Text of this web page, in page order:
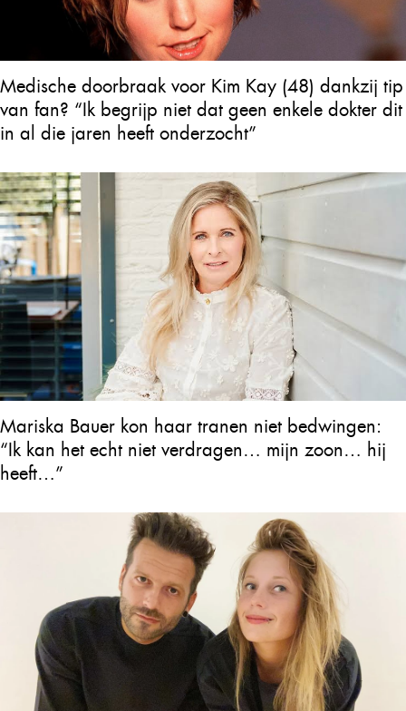
Medische doorbraak voor Kim Kay (48) dankzij tip
van fan? “Ik begrijp niet dat geen enkele dokter dit
in al die jaren heeft onderzocht”
Mariska Bauer kon haar tranen niet bedwingen:
“Ik kan het echt niet verdragen… mijn zoon… hij
heeft…”